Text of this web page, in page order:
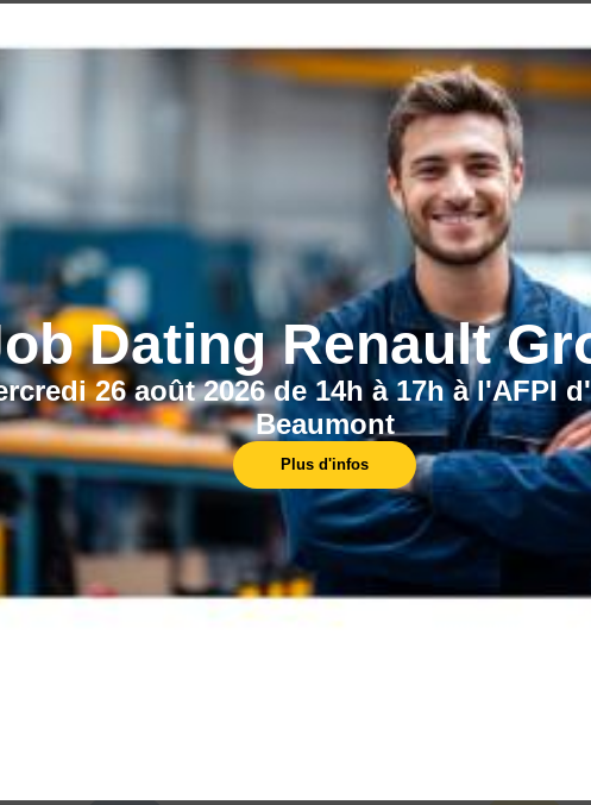
Dating Renault
26 août 2026 de 14h à 17h à l'AFPI
Beaumont
Plus d'infos
CECI POURRAIT VOUS INTÉRESSER :
Nos centres
L'AFPI est présent sur l'ensemble du Nord-
Pas-de-Calais, avec plus de 10 centres de
formation, pour vous former près de chez vous.